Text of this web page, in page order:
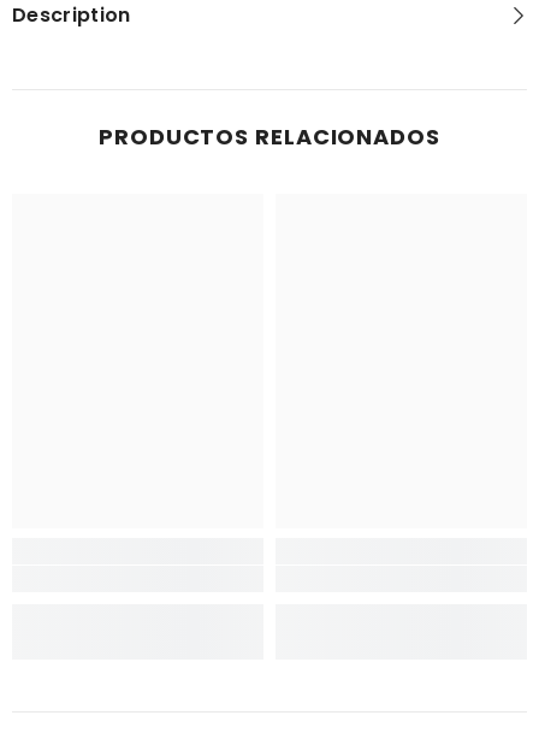
Description
PRODUCTOS RELACIONADOS